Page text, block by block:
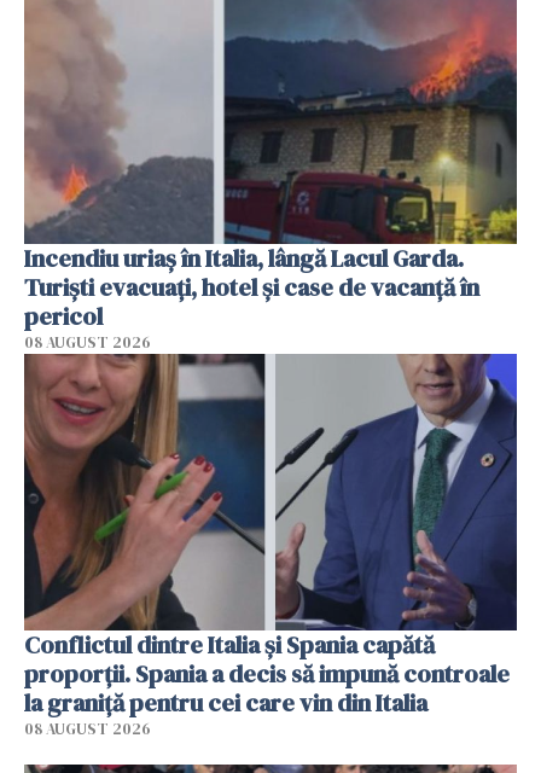
Incendiu uriaș în Italia, lângă Lacul Garda.
Turiști evacuați, hotel și case de vacanță în
pericol
08 AUGUST 2026
Conflictul dintre Italia și Spania capătă
proporții. Spania a decis să impună controale
la graniță pentru cei care vin din Italia
08 AUGUST 2026